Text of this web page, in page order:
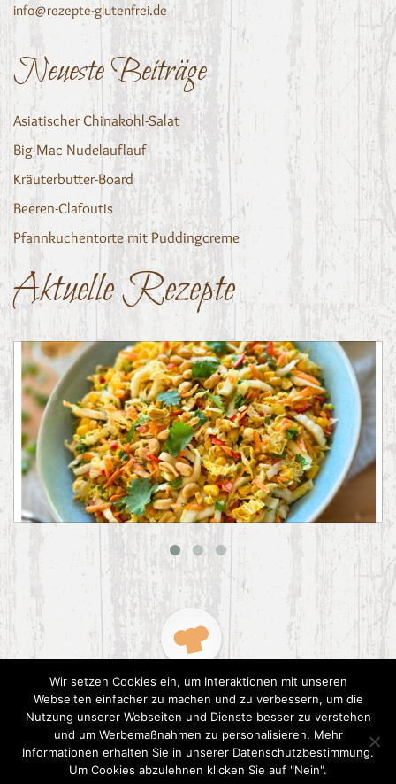
info@rezepte-glutenfrei.de
Neueste Beiträge
Asiatischer Chinakohl-Salat
Big Mac Nudelauflauf
Kräuterbutter-Board
Beeren-Clafoutis
Pfannkuchentorte mit Puddingcreme
Aktuelle Rezepte
Asiatischer Chinakohl-Salat
2015 CookPress. All right reserved.Datenschutz
Wir setzen Cookies ein, um Interaktionen mit unseren
Webseiten einfacher zu machen und zu verbessern, um die
Nutzung unserer Webseiten und Dienste besser zu verstehen
und um Werbemaßnahmen zu personalisieren. Mehr
Informationen erhalten Sie in unserer Datenschutzbestimmung.
Um Cookies abzulehnen klicken Sie auf "Nein".